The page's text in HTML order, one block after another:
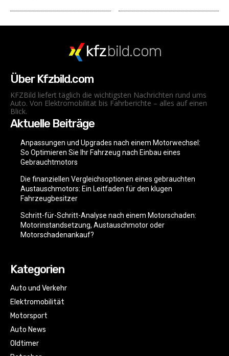
kfzbild.com
Über Kfzbild.com
KFZBild liefert täglich die wichtigsten Nachrichten rund ums
Auto. Von Elektromobilität bis Fahrberichte – alles auf einen
Blick.
Aktuelle Beiträge
Anpassungen und Upgrades nach einem Motorwechsel:
So Optimieren Sie Ihr Fahrzeug nach Einbau eines
Gebrauchtmotors
Die finanziellen Vergleichsoptionen eines gebrauchten
Austauschmotors: Ein Leitfaden für den klugen
Fahrzeugbesitzer
Schritt-für-Schritt-Analyse nach einem Motorschaden:
Motorinstandsetzung, Austauschmotor oder
Motorschadenankauf?
Kategorien
Auto und Verkehr
Elektromobilität
Motorsport
Auto News
Oldtimer